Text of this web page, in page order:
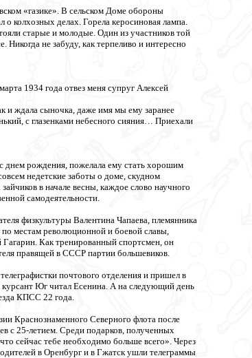
«газике». В сельском Доме обороны
колхозных делах. Горела керосиновая лампа.
старые и молодые. Один из участников той
не забуду, как терпеливо и интересно
1934 года отвез меня супруг Алексей
и ждала сыночка, даже имя мы ему заранее
с глазенками небесного сияния… Приехали
днем рождения, пожелала ему стать хорошим
недетские заботы о доме, скудном
в начале весны, каждое слово научного
самодеятельности.
физкультуры Валентина Чапаева, племянника
местам революционной и боевой славы,
Как тренированный спортсмен, он
правящей в СССР партии большевиков.
почтового отделения и пришел в
Юг читал Есенина. А на следующий день
КПСС 22 года.
Краснознаменного Северного флота после
с 25-летием. Среди подарков, полученных
сейчас тебе необходимо больше всего». Через
в Оренбург и в Гжатск ушли телеграммы